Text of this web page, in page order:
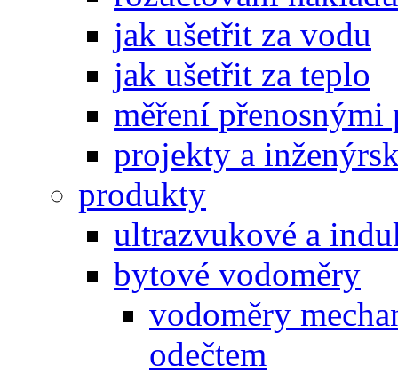
jak ušetřit za vodu
jak ušetřit za teplo
měření
projekty a
produkty
ultrazvukové a
bytové vodoměry
vodoměry
odečtem